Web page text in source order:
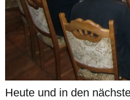
Heute und in den